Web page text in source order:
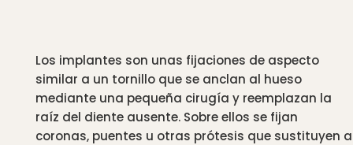
Los implantes son unas fijaciones de aspecto
similar a un tornillo que se anclan al hueso
mediante una pequeña cirugía y reemplazan la
raíz del diente ausente. Sobre ellos se fijan
coronas, puentes u otras prótesis que sustituyen a